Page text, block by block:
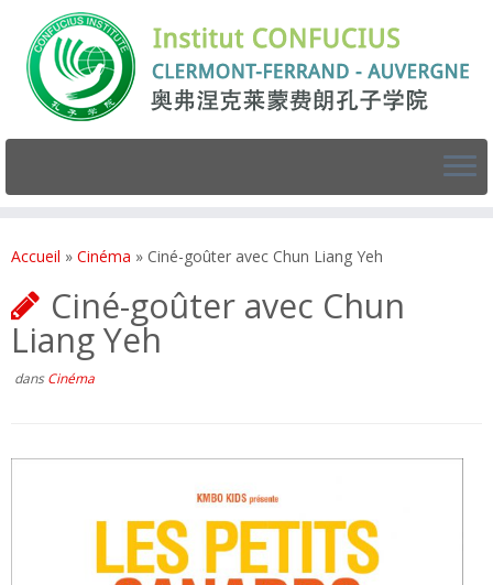
Accueil » Cinéma » Ciné-goûter avec Chun Liang Yeh
Ciné-goûter avec Chun
Liang Yeh
dansCinéma